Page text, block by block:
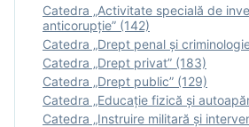
Catedra „Activitate specială de
anticorupție” (142)
Catedra „Drept penal și
Catedra „Drept privat” (183)
Catedra „Drept public” (129)
Catedra „Educație fizică şi
Catedra „Instruire militară şi